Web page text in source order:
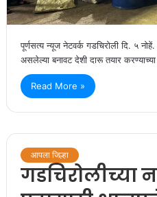
पूर्णसत्य न्यूज नेटवर्क गडचिरोली दि. ५
असलेल्या बनावट देशी दारू तयार
Read More »
आपला जिल्हा
गडचिरोलीच्या